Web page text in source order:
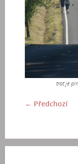
trať je
← Předchozí